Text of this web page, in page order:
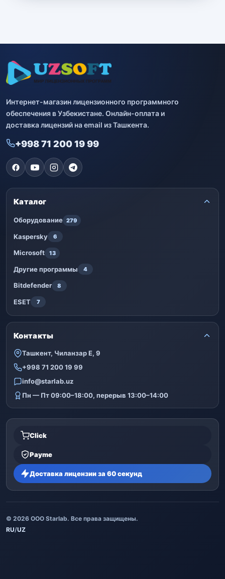
Интернет-магазин лицензионного программного
обеспечения в Узбекистане. Онлайн-оплата и
доставка лицензий на email из Ташкента.
+998 71 200 19 99
Каталог
Оборудование 279
Kaspersky 6
Microsoft 13
Другие программы 4
Bitdefender 8
ESET 7
Контакты
Ташкент, Чиланзар Е, 9
+998 71 200 19 99
info@starlab.uz
Пн — Пт 09:00–18:00, перерыв 13:00–14:00
Click
Payme
Доставка лицензии за 60 секунд
© 2026 ООО Starlab. Все права защищены.
RU/UZ